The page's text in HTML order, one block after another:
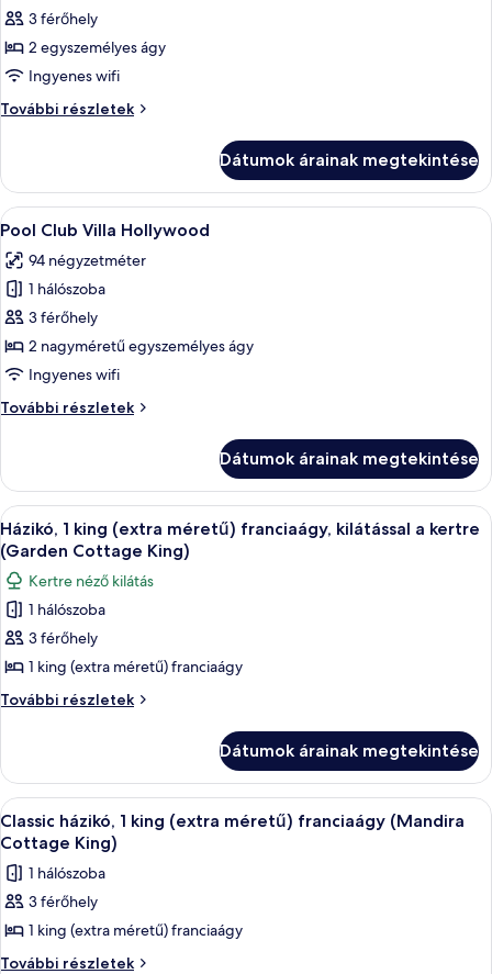
megtekintése:
Mandira
Club
Suite
Twin
3 férőhely
2 egyszemélyes ágy
Ingyenes wifi
További részletek
Mandira
további
részletei
Dátumok árainak megtekintése
A
következő
szoba
összes
képének
megtekintése:
Pool
Villa
Egy modern ház úszómedencével,
9
Pool Club Villa Hollywood
94 négyzetméter
1 hálószoba
3 férőhely
2 nagyméretű egyszemélyes ágy
Ingyenes wifi
További részletek
Pool
további
részletei
Dátumok árainak megtekintése
A
következő
szoba
összes
képének
megtekintése:
Házikó,
1
méretű)
franciaágy,
kilátással
a
kertre
(Garden
Cottage
King)
Egy szállodai szoba, amelyben
9
Házikó, 1 king (extra méretű) franciaágy, kilátással a kertre
(Garden Cottage King)
Kertre néző kilátás
1 hálószoba
3 férőhely
1 king (extra méretű) franciaágy
További részletek
Házikó,
méretű)
franciaágy,
kilátással
a
(Garden
Cottage
további
részletei
Dátumok árainak megtekintése
A
következő
szoba
összes
képének
megtekintése:
Classic
Egy hálószoba, amelyben található
9
Classic házikó, 1 king (extra méretű) franciaágy (Mandira
Cottage King)
1 hálószoba
3 férőhely
1 king (extra méretű) franciaágy
További részletek
Classic